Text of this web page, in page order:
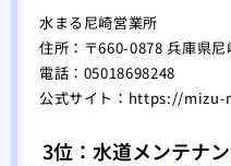
水まる尼崎営業所
住所：〒660-0878 兵庫県
電話：05018698248
公式サイト： https://mizu-
3位：水道メンテナ